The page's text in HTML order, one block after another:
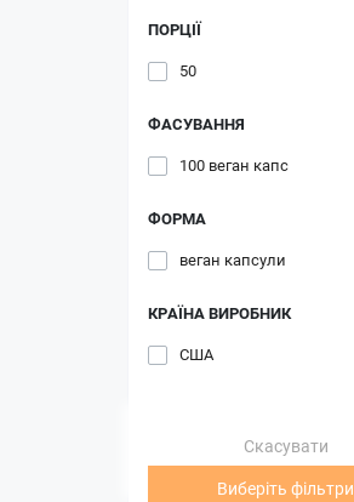
ПОРЦІЇ
50
ФАСУВАННЯ
100 веган капс
ФОРМА
веган капсули
КРАЇНА ВИРОБНИК
США
Скасувати
Виберіть фільтри